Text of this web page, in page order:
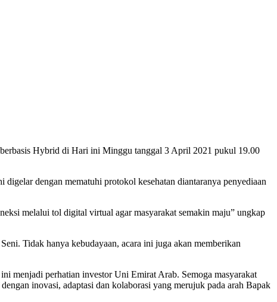
Hybrid di Hari ini Minggu tanggal 3 April 2021 pukul 19.00
dengan mematuhi protokol kesehatan diantaranya penyediaan
melalui tol digital virtual agar masyarakat semakin maju” ungkap
Tidak hanya kebudayaan, acara ini juga akan memberikan
menjadi perhatian investor Uni Emirat Arab. Semoga masyarakat
inovasi, adaptasi dan kolaborasi yang merujuk pada arah Bapak